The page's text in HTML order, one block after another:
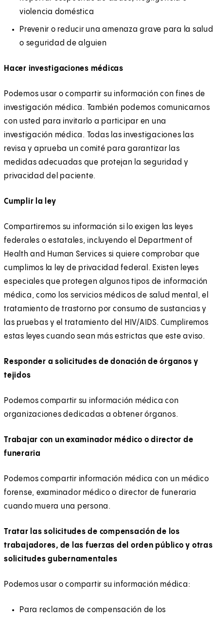
w
a
b
violencia doméstica
Prevenir o reducir una amenaza grave para la salud
o seguridad de alguien
Hacer investigaciones médicas
Podemos usar o compartir su información con fines de
investigación médica. También podemos comunicarnos
con usted para invitarlo a participar en una
investigación médica. Todas las investigaciones las
revisa y aprueba un comité para garantizar las
medidas adecuadas que protejan la seguridad y
privacidad del paciente.
Cumplir la ley
Compartiremos su información si lo exigen las leyes
federales o estatales, incluyendo el Department of
Health and Human Services si quiere comprobar que
cumplimos la ley de privacidad federal. Existen leyes
especiales que protegen algunos tipos de información
médica, como los servicios médicos de salud mental, el
tratamiento de trastorno por consumo de sustancias y
las pruebas y el tratamiento del HIV/AIDS. Cumpliremos
estas leyes cuando sean más estrictas que este aviso.
Responder a solicitudes de donación de órganos y
tejidos
Podemos compartir su información médica con
organizaciones dedicadas a obtener órganos.
Trabajar con un examinador médico o director de
funeraria
Podemos compartir información médica con un médico
forense, examinador médico o director de funeraria
cuando muera una persona.
Tratar las solicitudes de compensación de los
trabajadores, de las fuerzas del orden público y otras
solicitudes gubernamentales
Podemos usar o compartir su información médica:
Para reclamos de compensación de los